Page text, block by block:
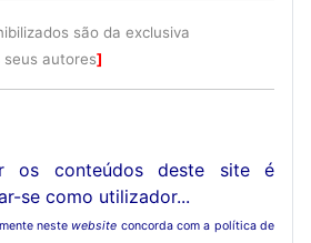
são da exclusiva
seus autores]
os conteúdos deste site é
se como utilizador...
neste website concorda com a política de